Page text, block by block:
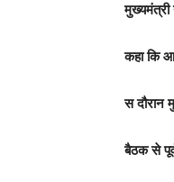
मुख्यमंत्री
कहा कि
स दौरान
बैठक से